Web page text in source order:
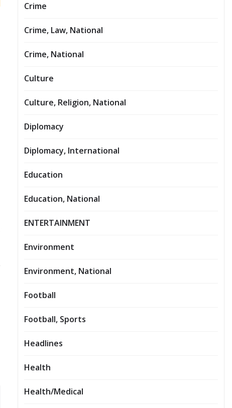
Crime
Crime, Law, National
Crime, National
Culture
Culture, Religion, National
Diplomacy
Diplomacy, International
Education
Education, National
ENTERTAINMENT
Environment
Environment, National
Football
Football, Sports
Headlines
Health
Health/Medical